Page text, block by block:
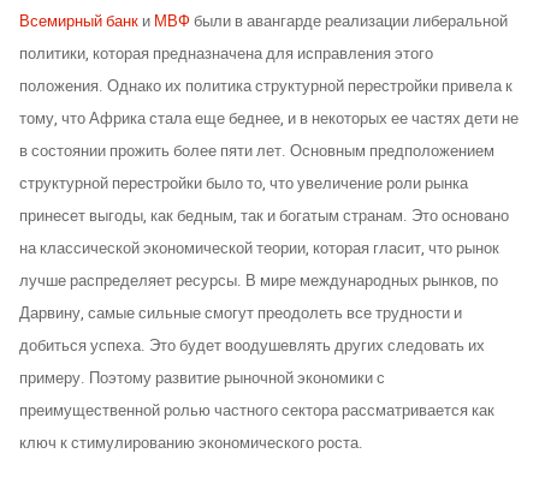
Всемирный банк и МВФбыли в авангарде реализации либеральной
политики, которая предназначена для исправления этого
положения. Однако их политика структурной перестройки привела к
тому, что Африка стала еще беднее, и в некоторых ее частях дети не
в состоянии прожить более пяти лет. Основным предположением
структурной перестройки было то, что увеличение роли рынка
принесет выгоды, как бедным, так и богатым странам. Это основано
на классической экономической теории, которая гласит, что рынок
лучше распределяет ресурсы. В мире международных рынков, по
Дарвину, самые сильные смогут преодолеть все трудности и
добиться успеха. Это будет воодушевлять других следовать их
примеру. Поэтому развитие рыночной экономики с
преимущественной ролью частного сектора рассматривается как
ключ к стимулированию экономического роста.